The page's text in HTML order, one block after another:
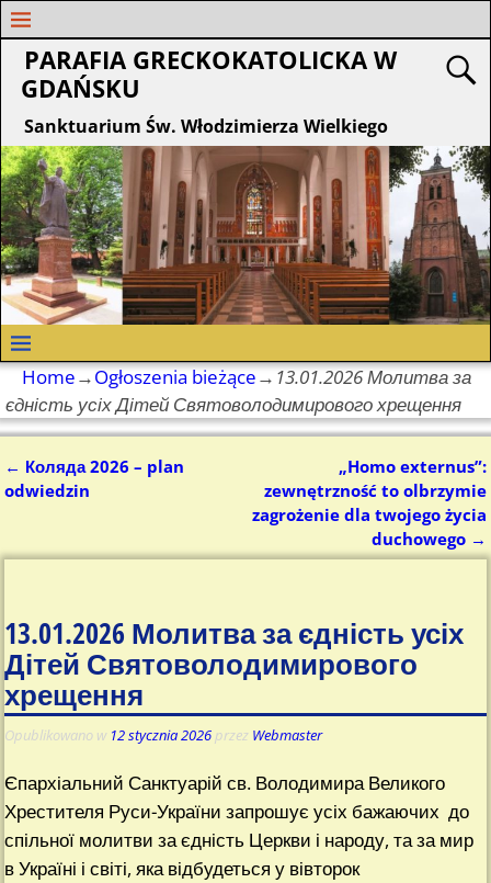
PARAFIA GRECKOKATOLICKA W
GDAŃSKU
Sanktuarium Św. Włodzimierza Wielkiego
Home→Ogłoszenia bieżące→ 13.01.2026 Молитва за
єдність усіх Дітей Святоволодимирового хрещення
Nawigacja
← Коляда 2026 – plan
odwiedzin
„Homo externus”:
zewnętrzność to olbrzymie
zagrożenie dla twojego życia
duchowego →
13.01.2026 Молитва за єдність усіх
Дітей Святоволодимирового
хрещення
Opublikowano w 12 stycznia 2026 przez Webmaster
Єпархіальний Санктуарій св. Володимира Великого
Хрестителя Руси-України запрошує усіх бажаючих до
спільної молитви за єдність Церкви і народу, та за мир
в Україні і світі, яка відбудеться у вівторок